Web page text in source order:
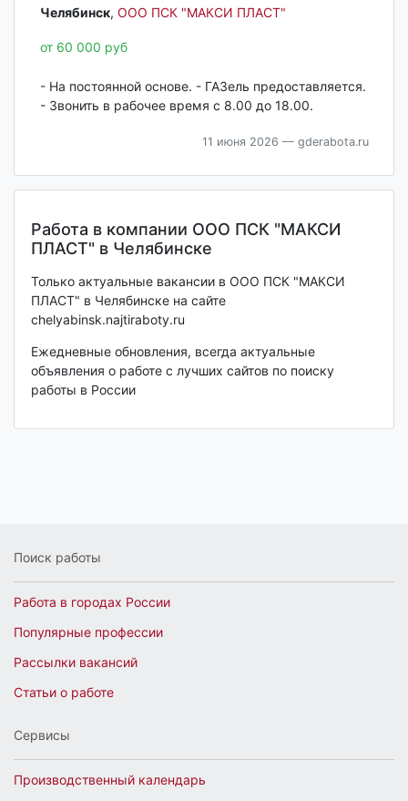
Челябинск‎, ООО ПСК "МАКСИ ПЛАСТ"
от 60 000 руб
- На постоянной основе. - ГАЗель предоставляется.
- Звонить в рабочее время с 8.00 до 18.00.
11 июня 2026 — gderabota.ru
Работа в компании ООО ПСК "МАКСИ
ПЛАСТ" в Челябинске
Только актуальные вакансии в ООО ПСК "МАКСИ
ПЛАСТ" в Челябинске на сайте
chelyabinsk.najtiraboty.ru
Ежедневные обновления, всегда актуальные
объявления о работе с лучших сайтов по поиску
работы в России
Поиск работы
Работа в городах России
Популярные профессии
Рассылки вакансий
Статьи о работе
Сервисы
Производственный календарь